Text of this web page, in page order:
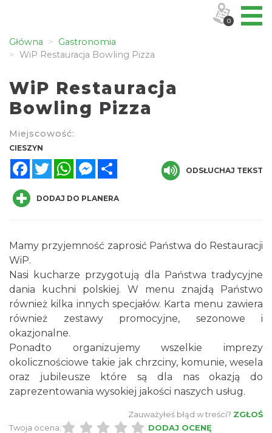
Główna
Gastronomia
WiP Restauracja Bowling Pizza
WiP Restauracja
Bowling Pizza
Miejscowość:
CIESZYN
FacebookTwitterWhatsAppMessenger
ODSŁUCHAJ TEKST
DODAJ DO PLANERA
Mamy przyjemność zaprosić Państwa do Restauracji
WiP.
Nasi kucharze przygotują dla Państwa tradycyjne
dania kuchni polskiej. W menu znajdą Państwo
również kilka innych specjałów. Karta menu zawiera
również zestawy promocyjne, sezonowe i
okazjonalne.
Ponadto organizujemy wszelkie imprezy
okolicznościowe takie jak chrzciny, komunie, wesela
oraz jubileusze które są dla nas okazją do
zaprezentowania wysokiej jakości naszych usług.
Zauważyłeś błąd w treści? ZGŁOŚ
Twoja ocena:
DODAJ OCENĘ
0